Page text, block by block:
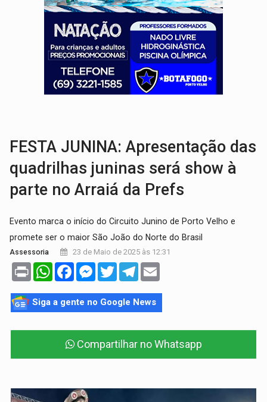
BOLSAS DE PESQUISA:Iniciativa Amazônia+10 lança chamada para fortalecer
MATERIAL:Brasil tem grandes reservas de urânio, mas produz pouco e
VÍDEO: Serpente capturada na fábrica da Coca-Cola é
HOMENAGEM: Cientistas cassados pelo AI-5 se tornam pesquisadores
FESTA JUNINA: Apresentação das
quadrilhas juninas será show à
parte no Arraiá da Prefs
Evento marca o início do Circuito Junino de Porto Velho e
promete ser o maior São João do Norte do Brasil
Assessoria 23 de Maio de 2025 às 12:31
Print WhatsAppFacebookMessenger
TwitterTelegram
Siga a gente no Google News
Compartilhar no Whatsapp